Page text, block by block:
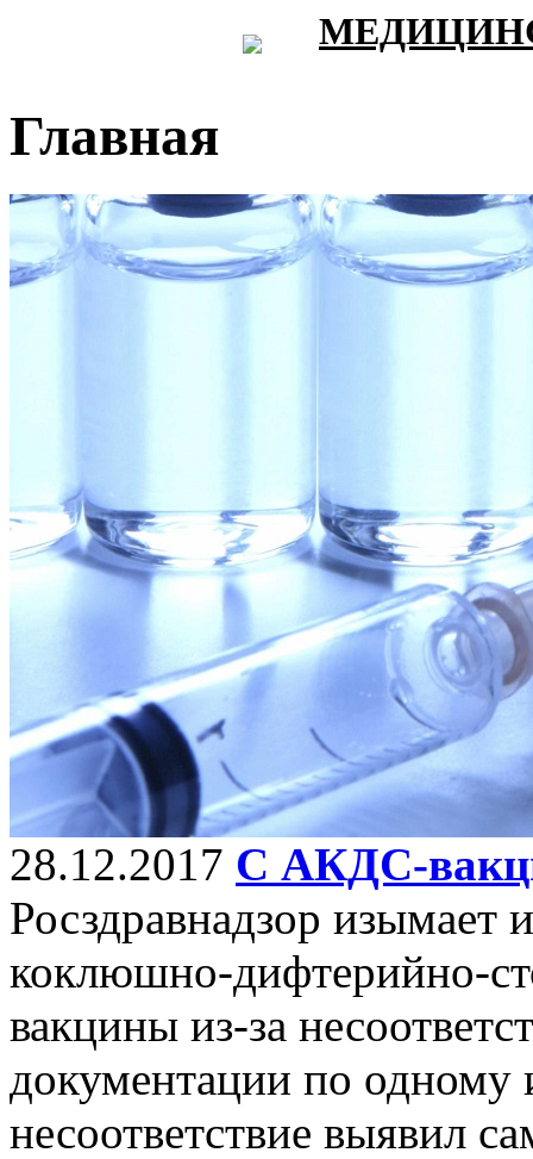
Главная
28.12.2017 С АКДС-
Росздравнадзор изымает
коклюшно-дифтерийно-
вакцины из-за
документации по одному
несоответствие выявил